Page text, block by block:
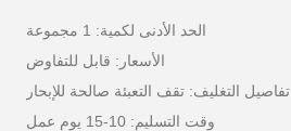
الحد الأدنى لكمية: 1 مجموعة
الأسعار: قابل للتفاوض
تفاصيل التغليف: تقف التعبئة صالحة للإبحار
وقت التسليم: 10-15 يوم عمل